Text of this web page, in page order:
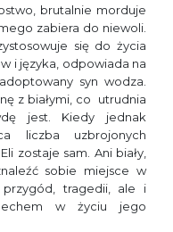
brutalnie morduje
zabiera do niewoli.
się do życia
i języka, odpowiada na
syn wodza.
z białymi, co utrudnia
jest. Kiedy jednak
liczba uzbrojonych
zostaje sam. Ani biały,
sobie miejsce w
przygód, tragedii, ale i
w życiu jego